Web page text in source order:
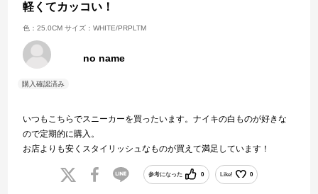
軽くてカッコい！
色：25.0CM サイズ：WHITE/PRPLTM
no name
いつもこちらでスニーカーを買ったいます。ナイキの白ものが好きな
ので定期的に購入。
お店よりも安くスタイリッシュなものが買えて満足しています！
参考になった 0 Like! 0